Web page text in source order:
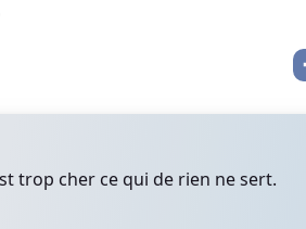
trop cher ce qui de rien ne sert.